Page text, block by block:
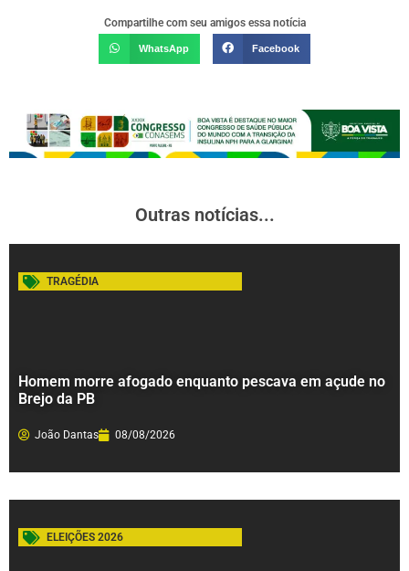
Compartilhe com seu amigos essa notícia
WhatsApp Facebook
Outras notícias...
TRAGÉDIA
Homem morre afogado enquanto pescava em açude no
Brejo da PB
João Dantas 08/08/2026
ELEIÇÕES 2026